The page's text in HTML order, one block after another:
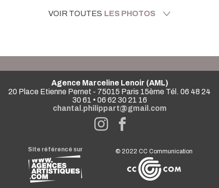
VOIR TOUTES LES PHOTOS
Agence Marceline Lenoir (AML)
20 Place Etienne Pernet - 75015 Paris 15ème Tél. 06 48 24
30 61 • 06 62 30 21 16
chantal.philippart@gmail.com
Site référencé sur © 2022CC Communication